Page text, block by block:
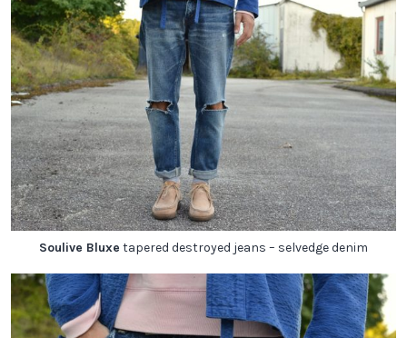
Soulive Bluxe tapered destroyed jeans – selvedge denim